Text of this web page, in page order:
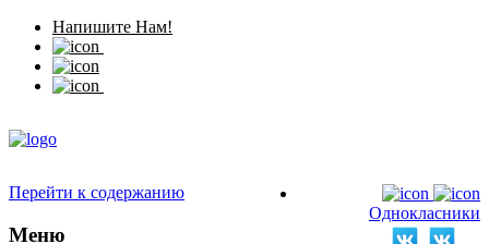
Напишите Нам!
Однокласники
Перейти к содержанию
Меню